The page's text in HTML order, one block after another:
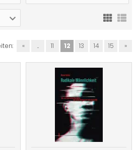
« ... 11 12 13 14 15 »